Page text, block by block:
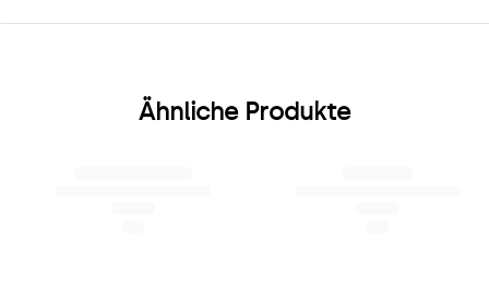
Ähnliche Produkte